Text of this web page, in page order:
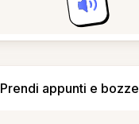
Prendi appunti e bozze